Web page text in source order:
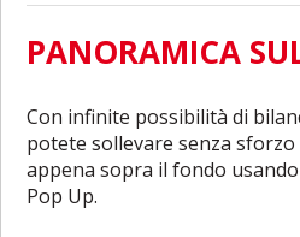
PANORAMICA
Con infinite possibilità di
potete sollevare senza
appena sopra il fondo
Pop Up.